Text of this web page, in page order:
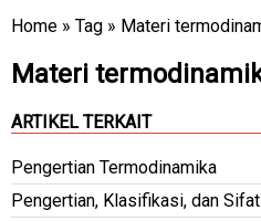
Home » Tag » Materi
Materi
ARTIKEL TERKAIT
Pengertian Termodinamika
Pengertian, Klasifikasi, dan